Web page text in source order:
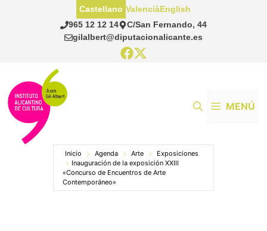
965 12 12 14
C/San Fernando, 44
gilalbert@diputacionalicante.es
Castellano ValenciàEnglish
MENÚ
Inicio Agenda Arte
Exposiciones
Inauguración de la exposición XXIII
«Concurso de Encuentros de Arte
Contemporáneo»